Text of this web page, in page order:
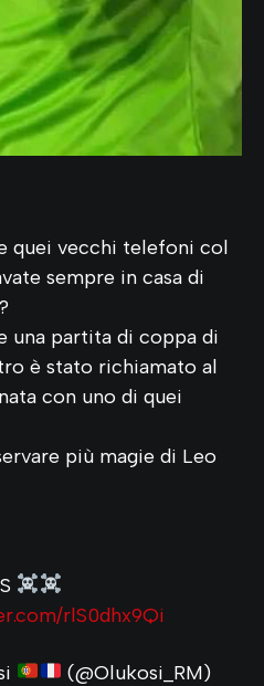
quei vecchi telefoni col
sempre in casa di
una partita di coppa di
è stato richiamato al
con uno di quei
più magie di Leo
rlS0dhx9Qi
(@Olukosi_RM)